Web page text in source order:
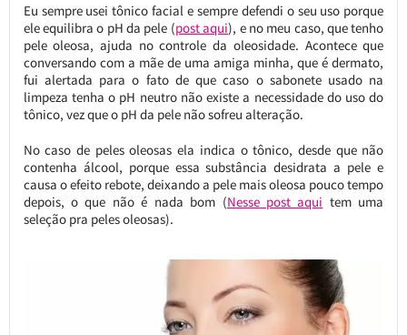
Eu sempre usei tônico facial e sempre defendi o seu uso porque
ele equilibra o pH da pele (post aqui), e no meu caso, que tenho
pele oleosa, ajuda no controle da oleosidade. Acontece que
conversando com a mãe de uma amiga minha, que é dermato,
fui alertada para o fato de que caso o sabonete usado na
limpeza tenha o pH neutro não existe a necessidade do uso do
tônico, vez que o pH da pele não sofreu alteração.
No caso de peles oleosas ela indica o tônico, desde que não
contenha álcool, porque essa substância desidrata a pele e
causa o efeito rebote, deixando a pele mais oleosa pouco tempo
depois, o que não é nada bom (Nesse post aqui tem uma
seleção pra peles oleosas).